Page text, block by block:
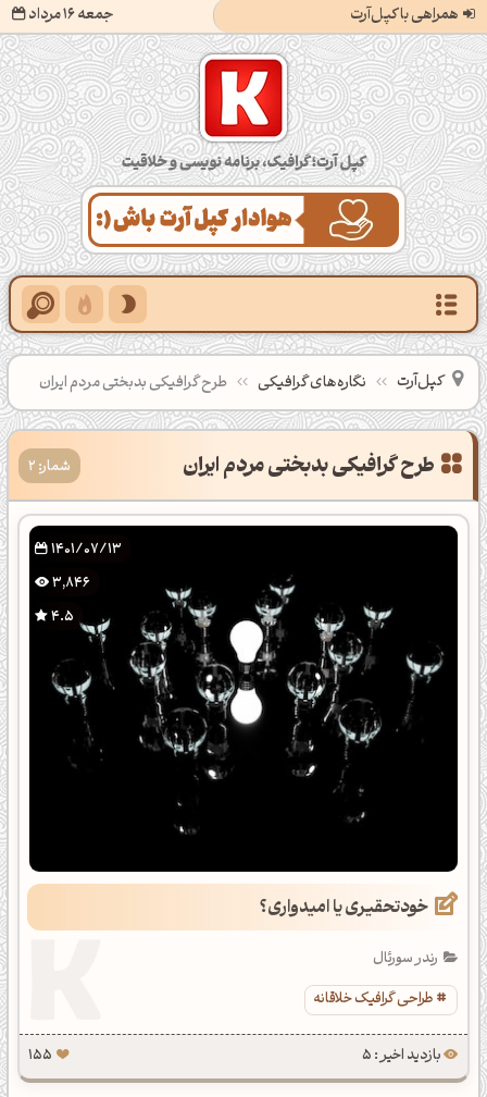
همراهی با کپل‌آرت جمعه 16 مرداد
کپل‌آرت؛ گرافیک، برنامه‌نویسی و خلاقیت
کپل‌آرت نگاره‌های گرافیکی طرح گرافیکی بدبختی مردم ایران
طرح گرافیکی بدبختی مردم ایران شمار: 2
1401/07/13
3,846
4.5
خودتحقیری یا امیدواری؟
رندر سورئال
طراحی گرافیک خلاقانه
بازدید اخیر : 5 155